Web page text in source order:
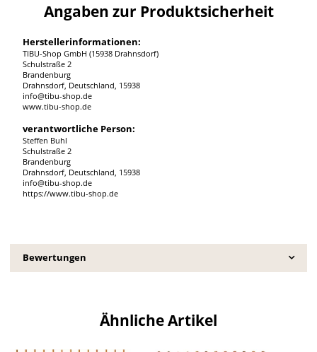
Angaben zur Produktsicherheit
Herstellerinformationen:
TIBU-Shop GmbH (15938 Drahnsdorf)
Schulstraße 2
Brandenburg
Drahnsdorf, Deutschland, 15938
info@tibu-shop.de
www.tibu-shop.de
verantwortliche Person:
Steffen Buhl
Schulstraße 2
Brandenburg
Drahnsdorf, Deutschland, 15938
info@tibu-shop.de
https://www.tibu-shop.de
Bewertungen
Ähnliche Artikel